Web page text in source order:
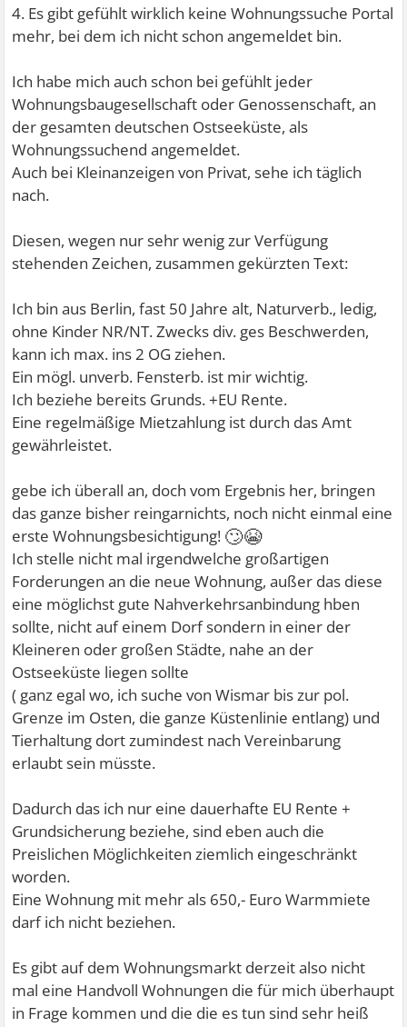
4. Es gibt gefühlt wirklich keine Wohnungssuche Portal
mehr, bei dem ich nicht schon angemeldet bin.
Ich habe mich auch schon bei gefühlt jeder
Wohnungsbaugesellschaft oder Genossenschaft, an
der gesamten deutschen Ostseeküste, als
Wohnungssuchend angemeldet.
Auch bei Kleinanzeigen von Privat, sehe ich täglich
nach.
Diesen, wegen nur sehr wenig zur Verfügung
stehenden Zeichen, zusammen gekürzten Text:
Ich bin aus Berlin, fast 50 Jahre alt, Naturverb., ledig,
ohne Kinder NR/NT. Zwecks div. ges Beschwerden,
kann ich max. ins 2 OG ziehen.
Ein mögl. unverb. Fensterb. ist mir wichtig.
Ich beziehe bereits Grunds. +EU Rente.
Eine regelmäßige Mietzahlung ist durch das Amt
gewährleistet.
gebe ich überall an, doch vom Ergebnis her, bringen
das ganze bisher reingarnichts, noch nicht einmal eine
erste Wohnungsbesichtigung! 🙄😭
Ich stelle nicht mal irgendwelche großartigen
Forderungen an die neue Wohnung, außer das diese
eine möglichst gute Nahverkehrsanbindung hben
sollte, nicht auf einem Dorf sondern in einer der
Kleineren oder großen Städte, nahe an der
Ostseeküste liegen sollte
( ganz egal wo, ich suche von Wismar bis zur pol.
Grenze im Osten, die ganze Küstenlinie entlang) und
Tierhaltung dort zumindest nach Vereinbarung
erlaubt sein müsste.
Dadurch das ich nur eine dauerhafte EU Rente +
Grundsicherung beziehe, sind eben auch die
Preislichen Möglichkeiten ziemlich eingeschränkt
worden.
Eine Wohnung mit mehr als 650,- Euro Warmmiete
darf ich nicht beziehen.
Es gibt auf dem Wohnungsmarkt derzeit also nicht
mal eine Handvoll Wohnungen die für mich überhaupt
in Frage kommen und die die es tun sind sehr heiß